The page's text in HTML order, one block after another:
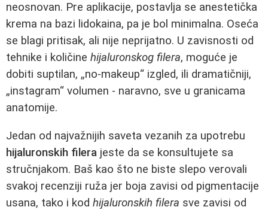
neosnovan. Pre aplikacije, postavlja se anestetička
krema na bazi lidokaina, pa je bol minimalna. Oseća
se blagi pritisak, ali nije neprijatno. U zavisnosti od
tehnike i količine hijaluronskog filera, moguće je
dobiti suptilan, „no-makeup“ izgled, ili dramatičniji,
„instagram“ volumen - naravno, sve u granicama
anatomije.
Jedan od najvažnijih saveta vezanih za upotrebu
hijaluronskih filera jeste da se konsultujete sa
stručnjakom. Baš kao što ne biste slepo verovali
svakoj recenziji ruža jer boja zavisi od pigmentacije
usana, tako i kod hijaluronskih filera sve zavisi od